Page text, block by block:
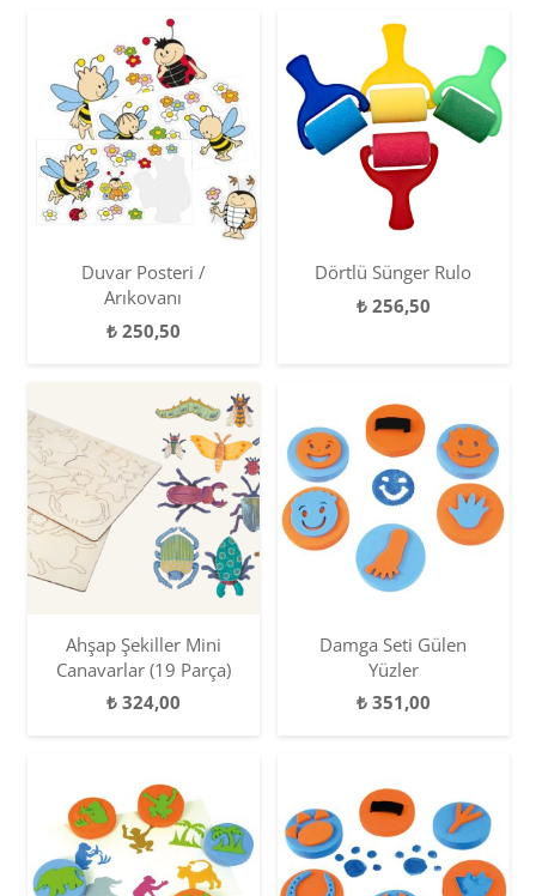
Duvar Posteri /
Arıkovanı
₺250,50
Dörtlü Sünger Rulo
₺256,50
Ahşap Şekiller Mini
Canavarlar (19 Parça)
₺324,00
Damga Seti Gülen
Yüzler
₺351,00